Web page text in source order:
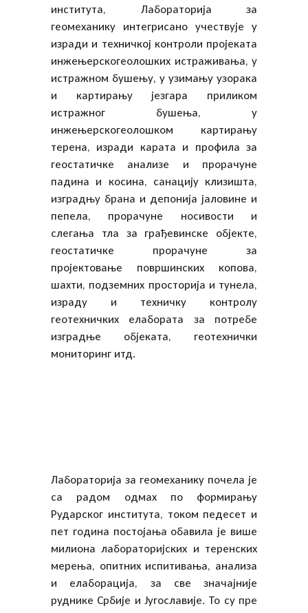
института, Лабораторија за
геомеханику интегрисано учествује у
изради и техничкој контроли пројеката
инжењерскогеолошких истраживања, у
истражном бушењу, у узимању узорака
и картирању језгара приликом
истражног бушења, у
инжењерскогеолошком картирању
терена, изради карата и профила за
геостатичке анализе и прорачуне
падина и косина, санацију клизишта,
изградњу брана и депонија јаловине и
пепела, прорачуне носивости и
слегања тла за грађевинске објекте,
геостатичке прорачуне за
пројектовање површинских копова,
шахти, подземних просторија и тунела,
израду и техничку контролу
геотехничких елабората за потребе
изградње објеката, геотехнички
мониторинг итд.
Лабораторија за геомеханику почела је
са радом одмах по формирању
Рударског института, током педесет и
пет година постојања обавила је више
милиона лабораторијских и теренских
мерења, опитних испитивања, анализа
и елаборација, за све значајније
руднике Србије и Југославије. То су пре